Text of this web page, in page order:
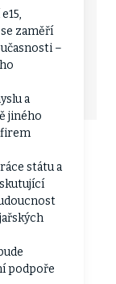
zaměří
–
a
jiného
firem
státu a
podpoře